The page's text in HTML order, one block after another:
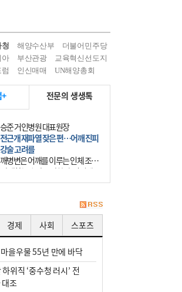
청 해양수산부
더불어민주당
아 부산관광
교육혁신선도지
인신매매 UN해양총회
+ 전문의 생생톡
준 거인병원 대표원장
근개 재파열 잦은 편…어깨 진피
술 고려를
병변은 어깨를 이루는 인체 조직
발생하는 손상을 말한다. 여기에
십견과 회전근개 증후군, 어깨
경제 사회 스포츠
을우물 55년 만에 바닥
위직 ‘중수청 러시’ 전
조